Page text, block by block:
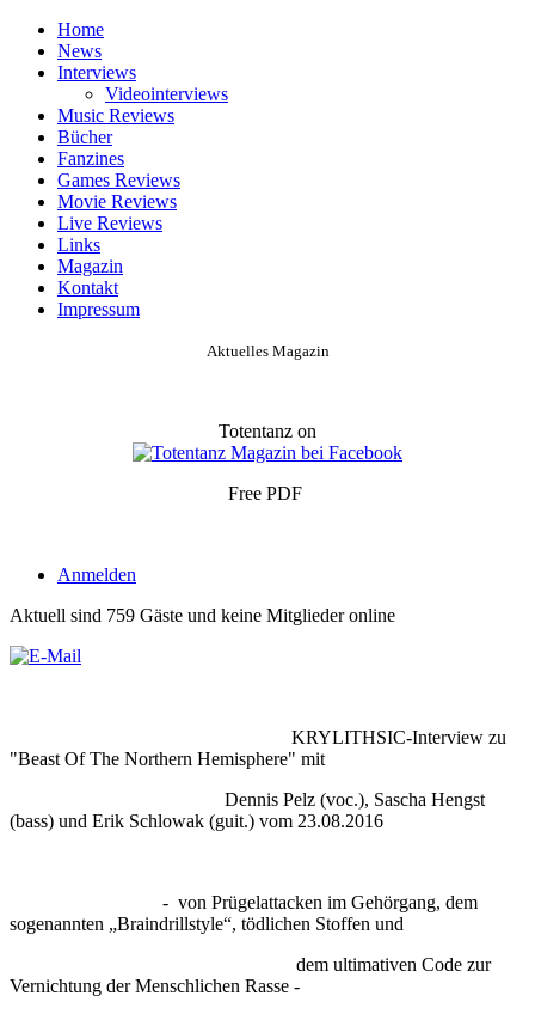
Home
News
Interviews
Videointerviews
Music Reviews
Bücher
Fanzines
Games Reviews
Movie Reviews
Live Reviews
Links
Magazin
Kontakt
Impressum
Aktuelles Magazin
Totentanz on
Free PDF
Anmelden
Aktuell sind 759 Gäste und keine Mitglieder online
KRYLITHSIC-Interview zu
"Beast Of The Northern Hemisphere" mit
Dennis Pelz (voc.), Sascha Hengst
(bass) und Erik Schlowak (guit.) vom 23.08.2016
- von Prügelattacken im Gehörgang, dem
sogenannten „Braindrillstyle“, tödlichen Stoffen und
dem ultimativen Code zur
Vernichtung der Menschlichen Rasse -